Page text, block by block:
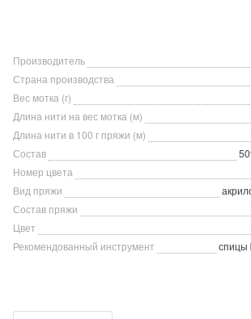
Производитель
Страна производства
Вес мотка (г)
Длина нити на вес мотка (м)
Длина нити в 100 г пряжи (м)
Состав
Номер цвета
Вид пряжи
Состав пряжи
Цвет
Рекомендованный инструмент
спицы